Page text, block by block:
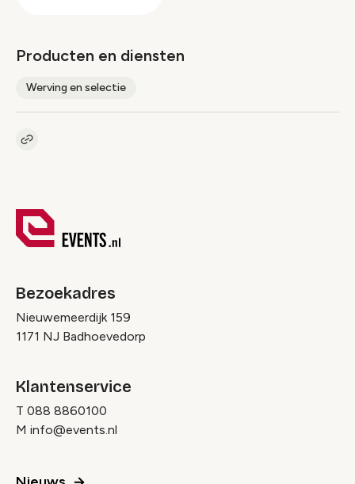
Producten en diensten
Werving en selectie
Kopieer link naar pagina
Bezoekadres
Nieuwemeerdijk 159
1171 NJ Badhoevedorp
Klantenservice
T 088 8860100
M info@events.nl